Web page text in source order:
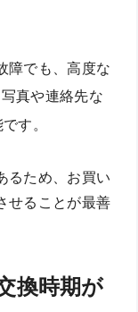
障でも、高度な
真や連絡先な
す。
るため、お買い
せることが最善
換時期が